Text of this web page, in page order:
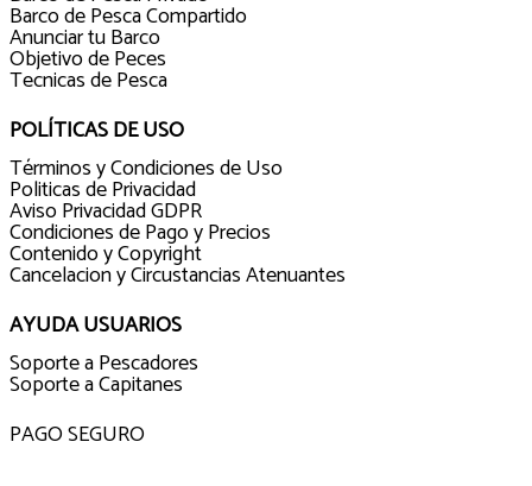
Barco de Pesca Compartido
Anunciar tu Barco
Objetivo de Peces
Tecnicas de Pesca
POLÍTICAS DE USO
Términos y Condiciones de Uso
Politicas de Privacidad
Aviso Privacidad GDPR
Condiciones de Pago y Precios
Contenido y Copyright
Cancelacion y Circustancias Atenuantes
AYUDA USUARIOS
Soporte a Pescadores
Soporte a Capitanes
PAGO SEGURO